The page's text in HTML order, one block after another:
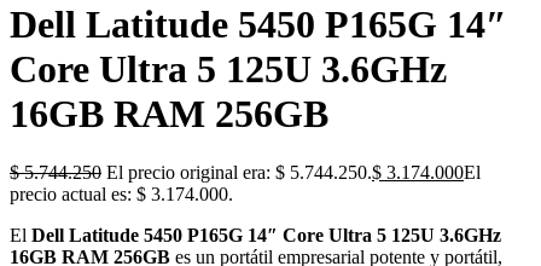
Dell Latitude 5450 P165G 14″
Core Ultra 5 125U 3.6GHz
16GB RAM 256GB
$5.744.250 El precio original era: $ 5.744.250.$ 3.174.000El
precio actual es: $ 3.174.000.
El Dell Latitude 5450 P165G 14″ Core Ultra 5 125U 3.6GHz
16GB RAM 256GB es un portátil empresarial potente y portátil,